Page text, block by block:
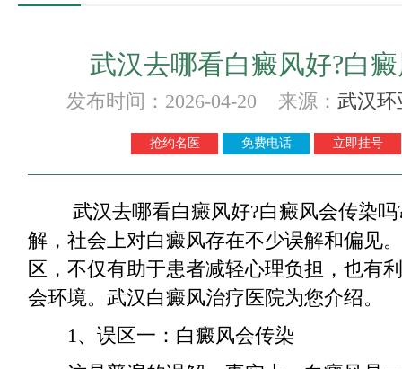
武汉去哪看白癜风好?白
发布时间：2026-04-20 来源： 武汉环
抢约名医 免费电话 立即挂号
武汉去哪看白癜风好?白癜风会传染吗
解，社会上对白癜风存在不少误解和偏见
区，不仅有助于患者减轻心理负担，也有
会环境。武汉白癜风治疗医院为您介绍。
1、误区一：白癜风会传染